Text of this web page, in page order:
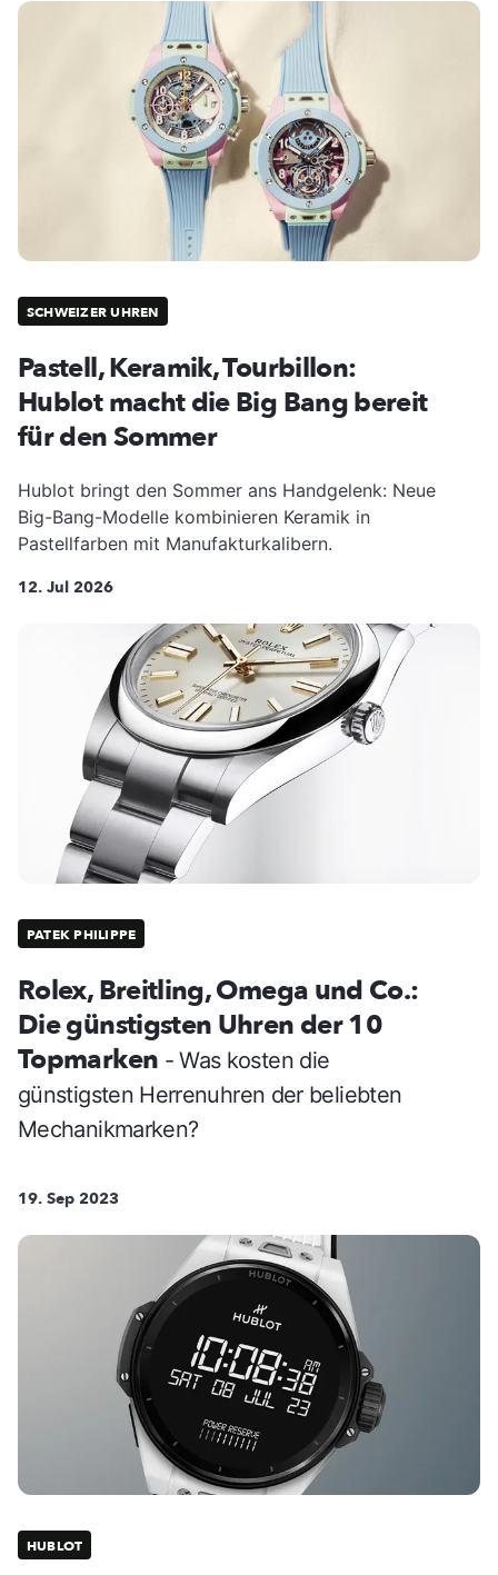
SCHWEIZER UHREN
Pastell, Keramik, Tourbillon:
Hublot macht die Big Bang bereit
für den Sommer
Hublot bringt den Sommer ans Handgelenk: Neue
Big-Bang-Modelle kombinieren Keramik in
Pastellfarben mit Manufakturkalibern.
12. Jul 2026
PATEK PHILIPPE
Rolex, Breitling, Omega und Co.:
Die günstigsten Uhren der 10
Topmarken - Was kosten die
günstigsten Herrenuhren der beliebten
Mechanikmarken?
19. Sep 2023
HUBLOT